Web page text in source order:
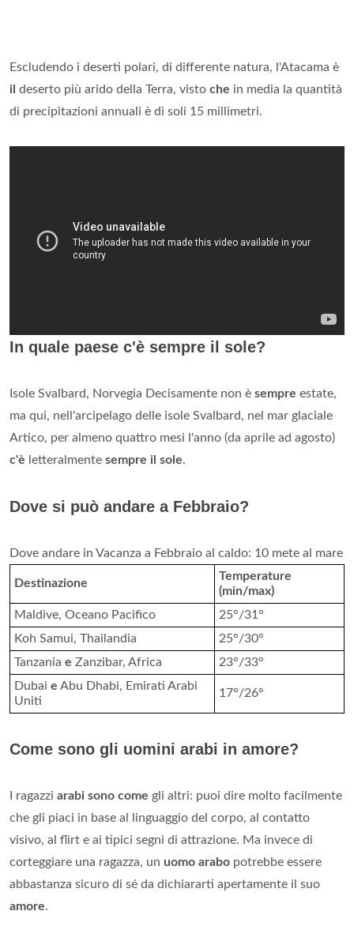
Escludendo i deserti polari, di differente natura, l'Atacama è
il deserto più arido della Terra, visto che in media la quantità
di precipitazioni annuali è di soli 15 millimetri.
In quale paese c'è sempre il sole?
Isole Svalbard, Norvegia Decisamente non è sempre estate,
ma qui, nell'arcipelago delle isole Svalbard, nel mar glaciale
Artico, per almeno quattro mesi l'anno (da aprile ad agosto)
c'è letteralmente sempre il sole.
Dove si può andare a Febbraio?
Dove andare in Vacanza a Febbraio al caldo: 10 mete al mare
Destinazione
Temperature
(min/max)
Maldive, Oceano Pacifico
25°/31°
Koh Samui, Thailandia
25°/30°
Tanzania e Zanzibar, Africa
23°/33°
Dubai e Abu Dhabi, Emirati Arabi
Uniti
17°/26°
Come sono gli uomini arabi in amore?
I ragazzi arabi sono come gli altri: puoi dire molto facilmente
che gli piaci in base al linguaggio del corpo, al contatto
visivo, al flirt e ai tipici segni di attrazione. Ma invece di
corteggiare una ragazza, un uomo arabo potrebbe essere
abbastanza sicuro di sé da dichiararti apertamente il suo
amore.